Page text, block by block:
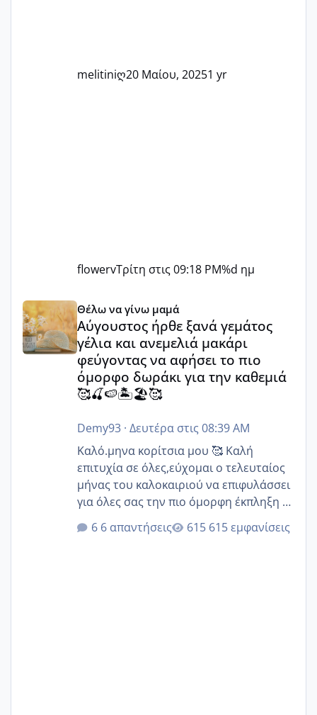
melitiniღ20 Μαίου, 20251 yr
flowervΤρίτη στις 09:18 PM%d ημ
Αύγουστος ήρθε ξανά γεμάτος γέλια και ανεμελιά
Θέλω να γίνω μαμά
Αύγουστος ήρθε ξανά γεμάτος
γέλια και ανεμελιά μακάρι
φεύγοντας να αφήσει το πιο
όμορφο δωράκι για την καθεμιά
🥰🍒🍉🏝️🏖️🥰
Demy93· Δευτέρα στις 08:39 AM
Καλό.μηνα κορίτσια μου 🥰 Καλή
επιτυχία σε όλες,εύχομαι ο τελευταίος
μήνας του καλοκαιριού να επιφυλάσσει
για όλες σας την πιο όμορφη έκπληξη 🧿
@Elk @Melikara86 @Παρασκευαιδου
@Zenia z @melitiniღ @Christi.D.
6 απαντήσεις 615 εμφανίσεις